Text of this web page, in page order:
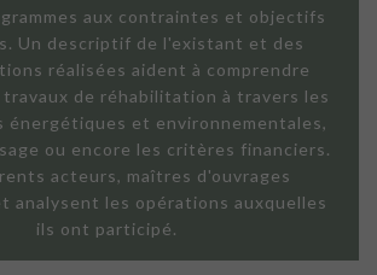
aux contraintes et objectifs
Un descriptif de l'existant et des
réalisées aident à comprendre
travaux de réhabilitation à travers les
énergétiques et environnementales,
ou encore les critères financiers.
acteurs, maîtres d'ouvrages
analysent les opérations auxquelles
ils ont participé.